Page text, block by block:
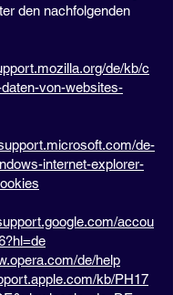
den nachfolgenden
de/kb/c
von-websites-
de-
internet-explorer-
accou
de/help
kb/PH17